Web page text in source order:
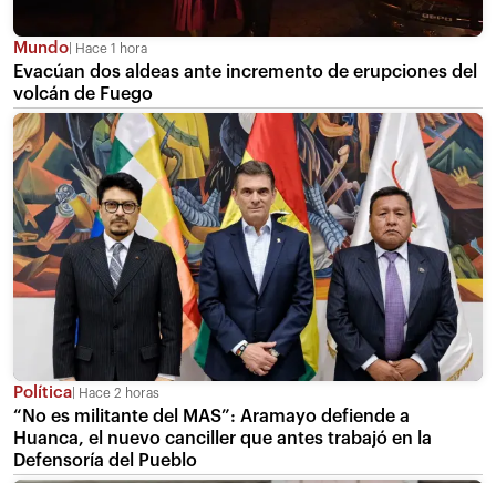
Mundo Hace 1 hora
Evacúan dos aldeas ante incremento de erupciones del
volcán de Fuego
Política Hace 2 horas
“No es militante del MAS”: Aramayo defiende a
Huanca, el nuevo canciller que antes trabajó en la
Defensoría del Pueblo